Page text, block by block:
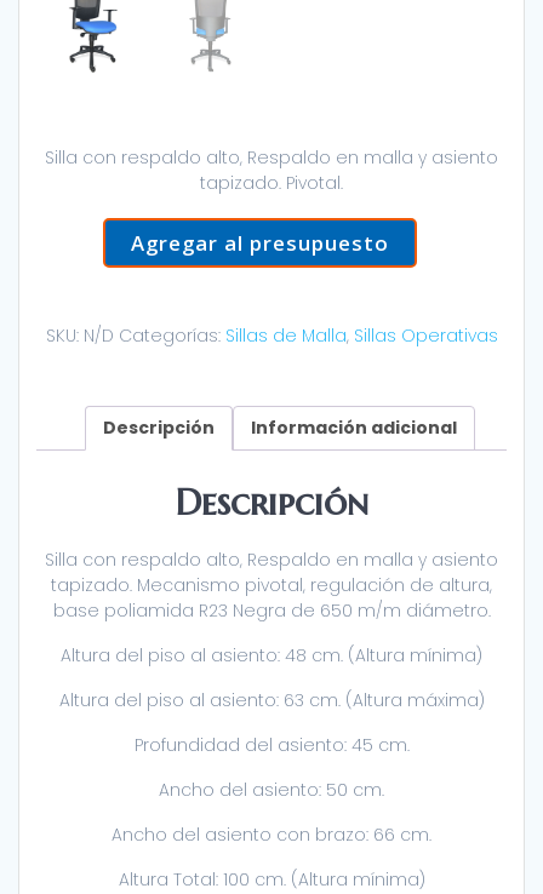
Silla con respaldo alto, Respaldo en malla y asiento
tapizado. Pivotal.
Agregar al presupuesto
SKU: N/D Categorías: Sillas de Malla, Sillas Operativas
Descripción Información adicional
Descripción
Silla con respaldo alto, Respaldo en malla y asiento
tapizado. Mecanismo pivotal, regulación de altura,
base poliamida R23 Negra de 650 m/m diámetro.
Altura del piso al asiento: 48 cm. (Altura mínima)
Altura del piso al asiento: 63 cm. (Altura máxima)
Profundidad del asiento: 45 cm.
Ancho del asiento: 50 cm.
Ancho del asiento con brazo: 66 cm.
Altura Total: 100 cm. (Altura mínima)